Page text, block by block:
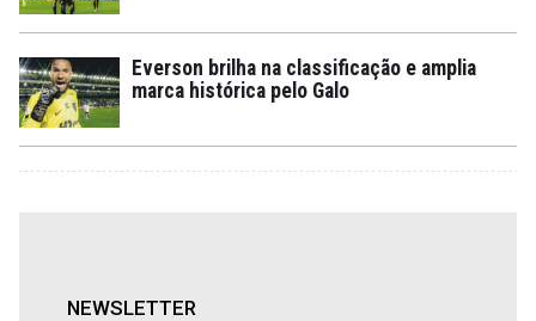
Everson brilha na classificação e amplia
marca histórica pelo Galo
NEWSLETTER